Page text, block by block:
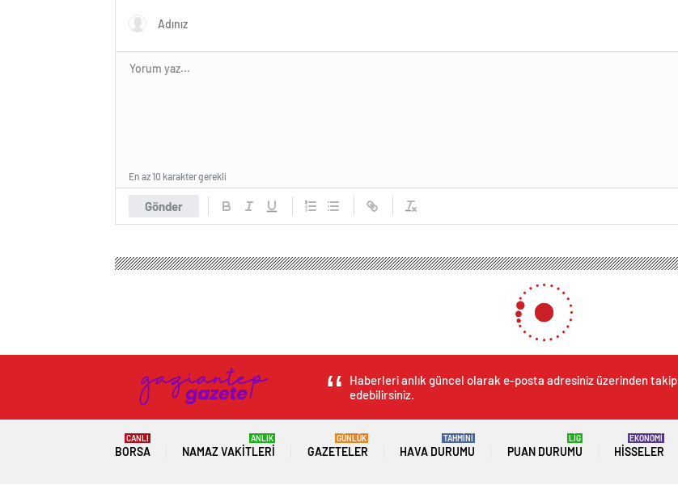
Gönder
En az 10 karakter gerekli
Haberleri anlık güncel olarak e-posta adresiniz üzerinden takip
edebilirsiniz.
BORSA
CANLI
NAMAZ VAKITLERI
ANLIK
GAZETELER
GÜNLÜK
HAVA DURUMU
TAHMİNİ
PUAN DURUMU
LİG
HISSELER
EKONOMİ